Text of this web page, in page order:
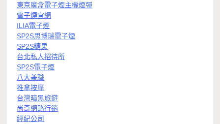
東京魔盒電子煙主機煙彈
電子煙官網
ILIA電子煙
SP2S思博瑞電子煙
SP2S糖果
台北私人招待所
SP2S電子煙
八大兼職
推拿按摩
台灣暗黑旅遊
尚奇網路行銷
經紀公司